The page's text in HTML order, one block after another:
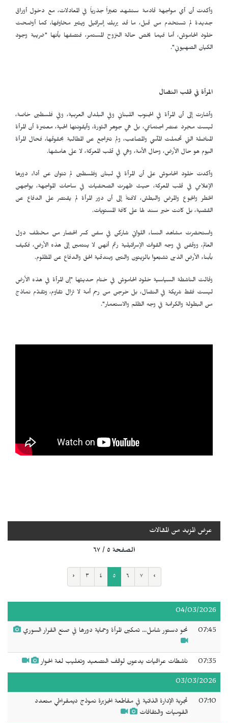
وأكدت أن أي مواجهة قادمة ستشهد تغيّراً جذرياً في المعادلات، مع دخول أوراق
جديدة لم تستخدم من قبل، ما قد يربك إسرائيل ويثير مخاوفها، كما أوضحت
خلود الحاموش، أما فيما يخص حالة النزوح المستمر، فتصفها بأنها "ضريبة وجود
الكيان الصهيوني".
المرأة في قلب النضال
وأشارت إلى أن المرأة في الجنوب اللبناني وفي البلدان العربية، وفي فلسطين خاصة،
ليست مجرد عنصر اجتماعي، بل هي جوهر الثورة، وأيقونتها الحية، معتبرة أن المرأة
المناضلة التي تحملت المآسي والمصاعب، ولم تتراجع عن المطالبة بحقوقها، فحال المرأة
اليوم هو حال الأرض، وحال الأمة، وهي في قلب المعركة، لا على هامشها.
وأكدت خلود الحاموش على أن المرأة في لبنان وفلسطين لم تتوانَ عن أداء دورها
الإعلامي في قلب المعركة، حيث ظهرت الصحفيات في ساحات المواجهة، يواجهن
الخطر والجوع والمرض والبطش، لافتةً إلى أن دور المرأة لم يقتصر على الدفاع عن
القضية، بل كانت خير سند لها على كافة المستويات.
واستحضرت مشاهد النساء اللواتي شاركن في سفن كسر الحصار من مختلف دول
العالم، ووقفن في وجه القوات الإسرائيلية رغم أنهن لا ينتمين إلى هذه الأرض، فكيف
بأبناء الأرض الذين تشبّعوا بالزيتون والتين وبندقية الحق والدفاع عن المظلوم.
وقالت الناشطة السياسية خلود الحاموش في ختام حديثها "إن المرأة في هذه الأرض
ليست فقط شريكة في النضال، بل خرجن من رحم أمة لا تزال تقاوم، وتقدّم نماذج
من البطولة والكرامة في وجه الظلم والاستعمار".
عرض المزيد من المقالات
الصفحة ٥ / ٦٧
‹ ٣ ٤ ٥ ٦ ٧ ›
04/03/2026
07:45 نحو دستور شامل... تمكين المرأة وحماية دورها في صنع القرار السوري
07:35 ناشطات عراقيات يدعون لوقف التصعيد وتغليب لغة الحوار
03/03/2026
07:10
تجربة الإدارة الذاتية في مقاطعة الجزيرة نموذج ديمقراطي متعدد
القوميات والثقافات